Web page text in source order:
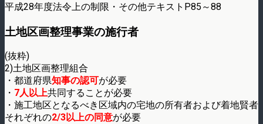
平成28年度法令上の制限・その他テキストP85～88
土地区画整理事業の施行者
(抜粋)
2)土地区画整理組合
・都道府県知事の認可が必要
・ 7人以上共同することが必要
・施工地区となるべき区域内の宅地の所有者および着地賢者
それぞれの2/3以上の同意が必要